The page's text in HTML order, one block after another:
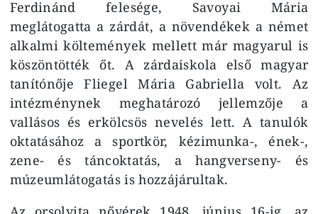
Ferdinánd felesége, Savoyai Mária
meglátogatta a zárdát, a növendékek a német
alkalmi költemények mellett már magyarul is
köszöntötték őt. A zárdaiskola első magyar
tanítónője Fliegel Mária Gabriella volt. Az
intézménynek meghatározó jellemzője a
vallásos és erkölcsös nevelés lett. A tanulók
oktatásához a sportkör, kézimunka-, ének-,
zene- és táncoktatás, a hangverseny- és
múzeumlátogatás is hozzájárultak.